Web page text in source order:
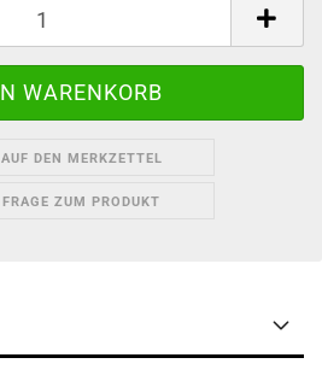
AUF DEN MERKZETTEL
FRAGE ZUM PRODUKT